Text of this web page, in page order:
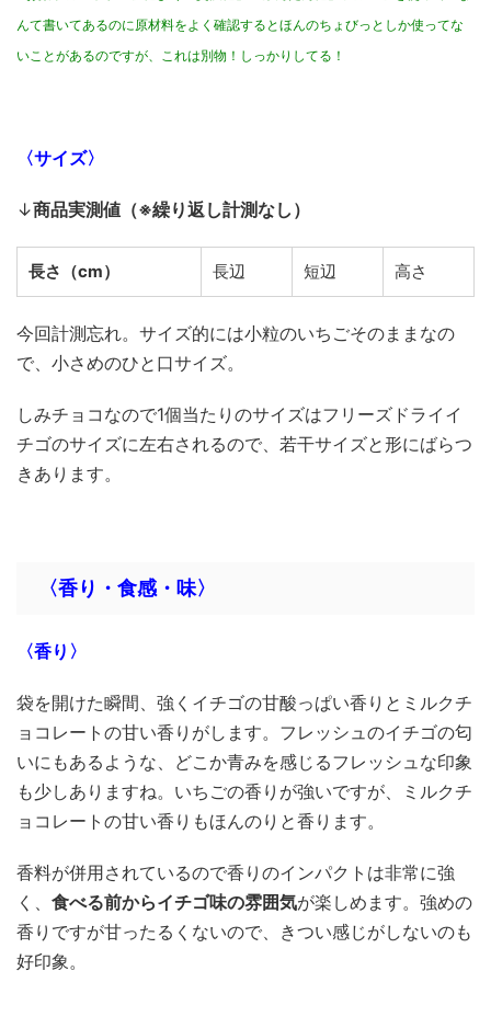
んて書いてあるのに原材料をよく確認するとほんのちょびっとしか使ってな
いことがあるのですが、これは別物！しっかりしてる！
〈サイズ〉
↓商品実測値（※繰り返し計測なし）
長さ（cm） 長辺 短辺 高さ
今回計測忘れ。サイズ的には小粒のいちごそのままなの
で、小さめのひと口サイズ。
しみチョコなので1個当たりのサイズはフリーズドライイ
チゴのサイズに左右されるので、若干サイズと形にばらつ
きあります。
〈香り・食感・味〉
〈香り〉
袋を開けた瞬間、強くイチゴの甘酸っぱい香りとミルクチ
ョコレートの甘い香りがします。フレッシュのイチゴの匂
いにもあるような、どこか青みを感じるフレッシュな印象
も少しありますね。いちごの香りが強いですが、ミルクチ
ョコレートの甘い香りもほんのりと香ります。
香料が併用されているので香りのインパクトは非常に強
く、 食べる前からイチゴ味の雰囲気が楽しめます。強めの
香りですが甘ったるくないので、きつい感じがしないのも
好印象。